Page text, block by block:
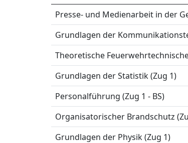
Presse- und Medienarbeit in der
Grundlagen der
Theoretische
Grundlagen der Statistik (Zug 1)
Personalführung (Zug 1 - BS)
Organisatorischer Brandschutz
Grundlagen der Physik (Zug 1)